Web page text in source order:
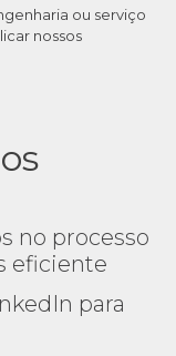
ou serviço
nossos
no processo
eficiente
para